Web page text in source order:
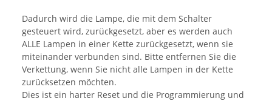
Dadurch wird die Lampe, die mit dem Schalter
gesteuert wird, zurückgesetzt, aber es werden auch
ALLE Lampen in einer Kette zurückgesetzt, wenn sie
miteinander verbunden sind. Bitte entfernen Sie die
Verkettung, wenn Sie nicht alle Lampen in der Kette
zurücksetzen möchten.
Dies ist ein harter Reset und die Programmierung und